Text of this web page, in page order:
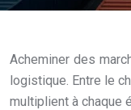
Acheminer des
logistique. Entre le
multiplient à chaque